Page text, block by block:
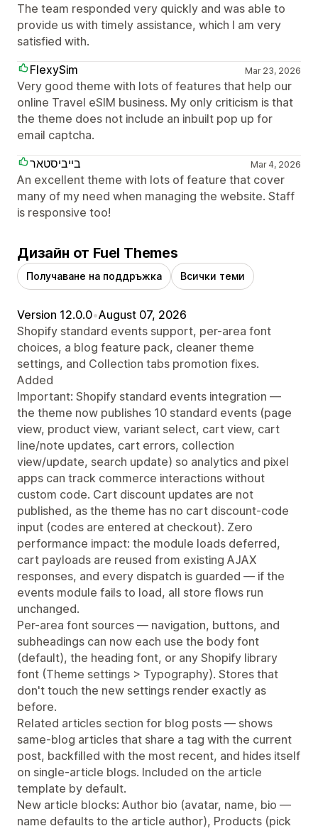
The team responded very quickly and was able to
provide us with timely assistance, which I am very
satisfied with.
FlexySim
Mar 23, 2026
Very good theme with lots of features that help our
online Travel eSIM business. My only criticism is that
the theme does not include an inbuilt pop up for
email captcha.
בייביסטאר
Mar 4, 2026
An excellent theme with lots of feature that cover
many of my need when managing the website. Staff
is responsive too!
Дизайн от Fuel Themes
Получаване на поддръжка Всички теми
Version 12.0.0•August 07, 2026
Shopify standard events support, per-area font
choices, a blog feature pack, cleaner theme
settings, and Collection tabs promotion fixes.
Added
Important: Shopify standard events integration —
the theme now publishes 10 standard events (page
view, product view, variant select, cart view, cart
line/note updates, cart errors, collection
view/update, search update) so analytics and pixel
apps can track commerce interactions without
custom code. Cart discount updates are not
published, as the theme has no cart discount-code
input (codes are entered at checkout). Zero
performance impact: the module loads deferred,
cart payloads are reused from existing AJAX
responses, and every dispatch is guarded — if the
events module fails to load, all store flows run
unchanged.
Per-area font sources — navigation, buttons, and
subheadings can now each use the body font
(default), the heading font, or any Shopify library
font (Theme settings > Typography). Stores that
don't touch the new settings render exactly as
before.
Related articles section for blog posts — shows
same-blog articles that share a tag with the current
post, backfilled with the most recent, and hides itself
on single-article blogs. Included on the article
template by default.
New article blocks: Author bio (avatar, name, bio —
name defaults to the article author), Products (pick